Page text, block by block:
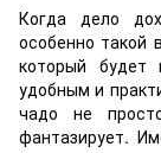
Когда дело
особенно такой
который будет
удобным и
чадо не
фантазирует.